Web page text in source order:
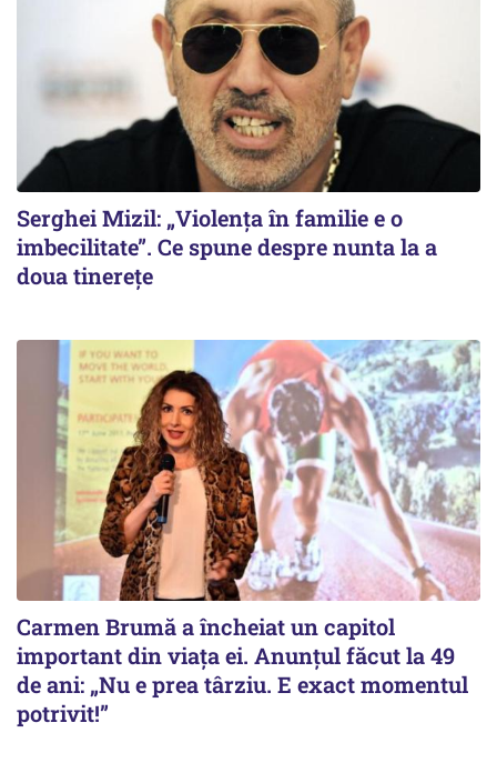
Serghei Mizil: „Violența în familie e o
imbecilitate”. Ce spune despre nunta la a
doua tinerețe
Carmen Brumă a încheiat un capitol
important din viața ei. Anunțul făcut la 49
de ani: „Nu e prea târziu. E exact momentul
potrivit!”